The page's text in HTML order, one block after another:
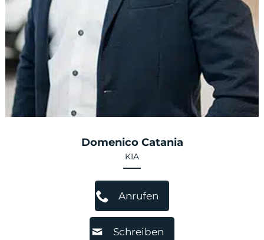
Domenico Catania
KIA
Anrufen
Schreiben